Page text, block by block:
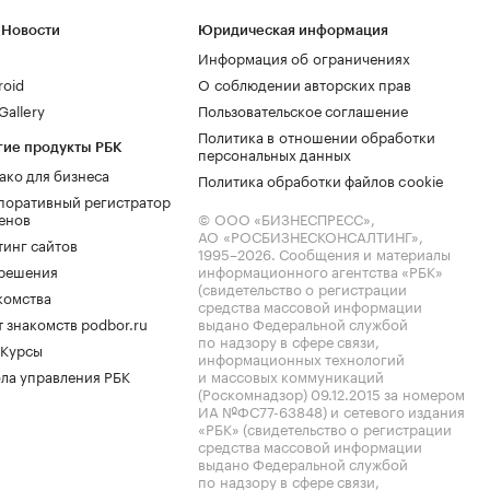
продукты РБК
для бизнеса
регистратор
сайтов
знакомств podbor.ru
управления РБК
Юридическая информация
Информация об ограничениях
О соблюдении авторских прав
Пользовательское соглашение
Политика в отношении обработки
персональных данных
Политика обработки файлов cookie
© ООО «БИЗНЕСПРЕСС»,
АО «РОСБИЗНЕСКОНСАЛТИНГ»,
1995–2026. Сообщения и материалы
информационного агентства «РБК»
(свидетельство о регистрации
средства массовой информации
выдано Федеральной службой
по надзору в сфере связи,
информационных технологий
и массовых коммуникаций
(Роскомнадзор) 09.12.2015 за номером
ИА №ФС77-63848) и сетевого издания
«РБК» (свидетельство о регистрации
средства массовой информации
выдано Федеральной службой
по надзору в сфере связи,